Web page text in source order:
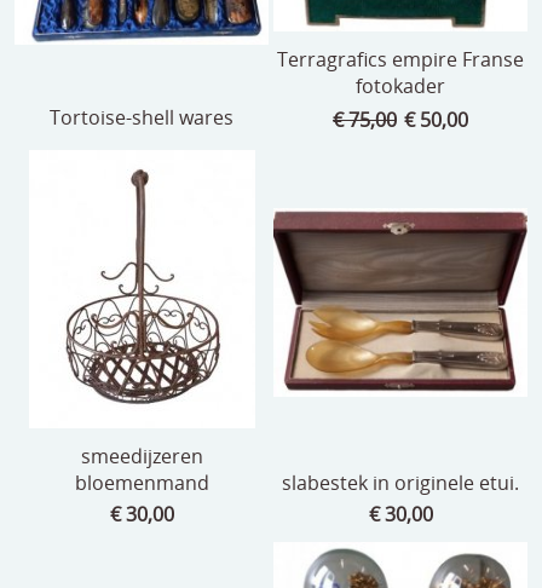
Tortoise-shell wares
Terragrafics empire Franse
fotokader
€ 75,00 € 50,00
smeedijzeren
bloemenmand
€ 30,00
slabestek in originele etui.
€ 30,00